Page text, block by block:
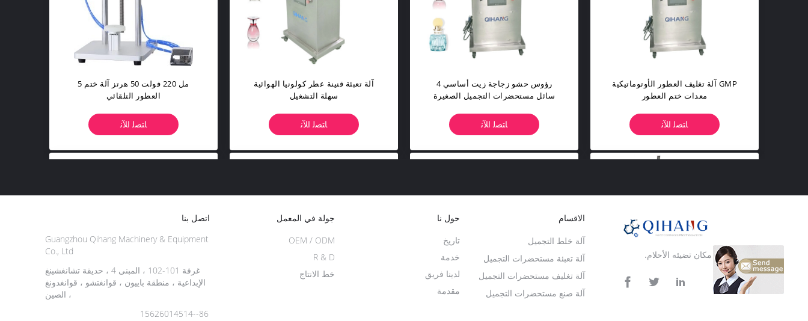
5 مل 220 فولت 50 هرتز آلة ختم
العطور التلقائي
ﺎﺘﺼﻟ ﺍﻶﻧ
آلة تعبئة قنينة عطر كولونيا الهوائية
سهلة التشغيل
ﺎﺘﺼﻟ ﺍﻶﻧ
4 رؤوس حشو زجاجة زيت أساسي
سائل مستحضرات التجميل الصغيرة
ﺎﺘﺼﻟ ﺍﻶﻧ
آلة تغليف العطور الأوتوماتيكية GMP
معدات ختم العطور
ﺎﺘﺼﻟ ﺍﻶﻧ
أبحر للعالم - مكان تضيئه الأحلام.
الاقسام
آلة صنع مستحضرات التجميل
آلة خلط التجميل
آلة تعبئة مستحضرات التجميل
آلة تغليف مستحضرات التجميل
حول نا
مقدمة
تاريخ
خدمة
لدينا فريق
جولة في المعمل
خط الانتاج
OEM / ODM
R & D
اتصل بنا
Guangzhou Qihang Machinery & Equipment
Co., Ltd
غرفة 101-102 ، المبنى 4 ، حديقة تشانغشينغ
الإبداعية ، منطقة باييون ، قوانغتشو ، قوانغدونغ
، الصين
86--15626014514